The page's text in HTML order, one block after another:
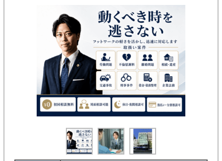
分野
労働問題 不倫慰謝料
離婚問題 相続・遺産トラブル
交通事故 刑事事件
借金・債務整理
不動産・建築